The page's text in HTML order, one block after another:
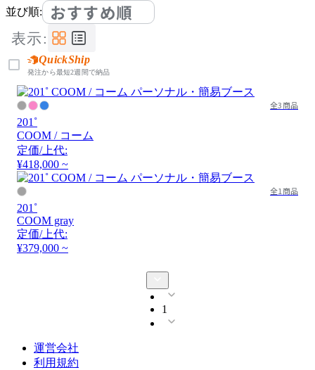
並び順: おすすめ順
表示:
QuickShip
発注から最短2週間で納品
全3商品
201˚
COOM / コーム
定価/上代:
¥418,000 ~
全1商品
201˚
COOM gray
定価/上代:
¥379,000 ~
1
運営会社
利用規約